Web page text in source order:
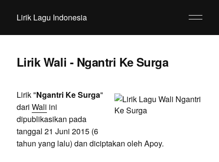
Lirik Lagu Indonesia
Lirik Wali - Ngantri Ke Surga
Lirik "Ngantri Ke Surga"
dari Wali ini
dipublikasikan pada
tanggal 21 Juni 2015 (6
tahun yang lalu) dan diciptakan oleh Apoy.